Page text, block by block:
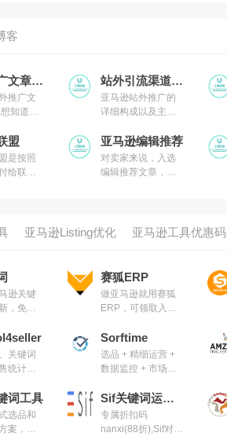
客
站外推广文章合集
推广文
知道的
站外引流渠道汇总
亚马逊站外推广的
详细构成以及主要
现在亚马逊站内的
流量越来越贵,在做
好站内listing运营优
盟
是按照
给联盟
修、家
从每笔
金率下
亚马逊编辑推荐
对卖家来说，入选
编辑推荐文章，可
亚马逊Listing优化 亚马逊工具优惠码
逊关键
，免费
赛狐ERP
做亚马逊就用赛狐
ERP，可领取入库
关键词
统计、
化、售
站式运
Sorftime
选品 + 精细运营 +
数据监控 + 市场挖
词工具
选品和
案，提
Sif关键词运营体系
专属折扣码
nanxi(88折),Sif对亚